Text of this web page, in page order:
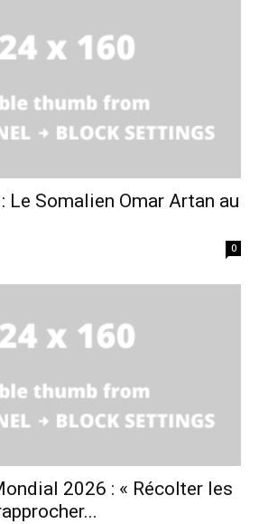
Le Somalien Omar Artan au
0
2026 : « Récolter les